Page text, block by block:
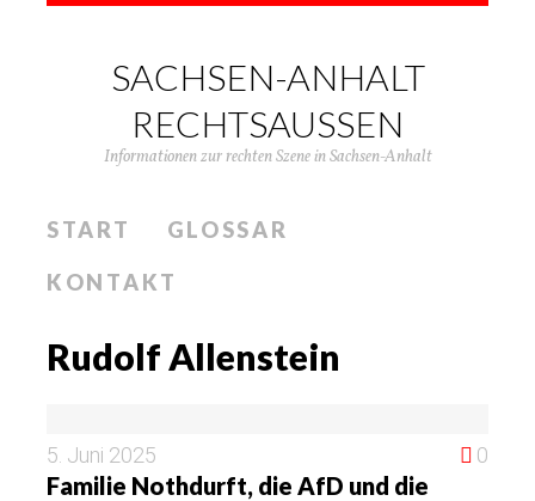
SACHSEN-ANHALT
RECHTSAUSSEN
Informationen zur rechten Szene in Sachsen-Anhalt
START
GLOSSAR
KONTAKT
Rudolf Allenstein
5. Juni 2025 0
Familie Nothdurft, die AfD und die